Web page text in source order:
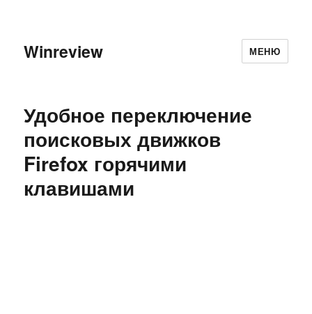
Winreview МЕНЮ
Удобное переключение
поисковых движков
Firefox горячими
клавишами